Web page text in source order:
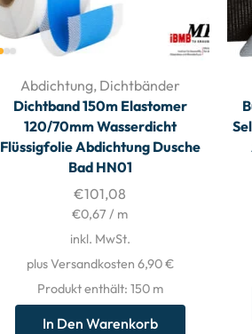
Abdichtung, Dichtbänder
Dichtband 150m Elastomer
120/70mm Wasserdicht
Flüssigfolie Abdichtung Dusche
Bad HN01
€101,08
€0,67 / m
inkl. MwSt.
plus Versandkosten 6,90 €
Produkt enthält: 150 m
In Den Warenkorb